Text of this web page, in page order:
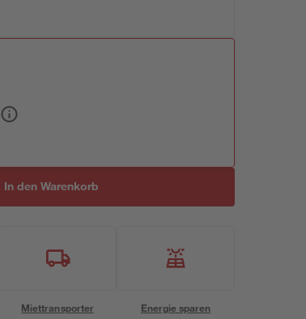
In den Warenkorb
Miettransporter Energie sparen